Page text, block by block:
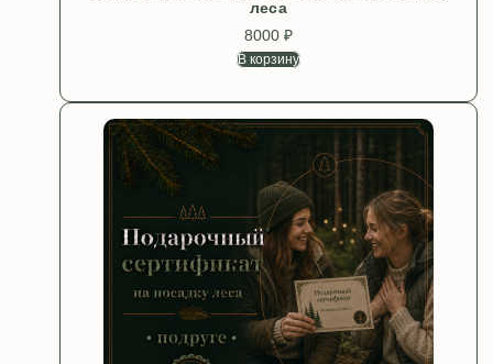
леса
8000 ₽
В корзину